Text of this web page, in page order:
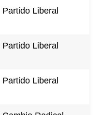
Partido Liberal
Partido Liberal
Partido Liberal